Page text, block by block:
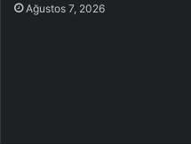
Ağustos 7, 2026